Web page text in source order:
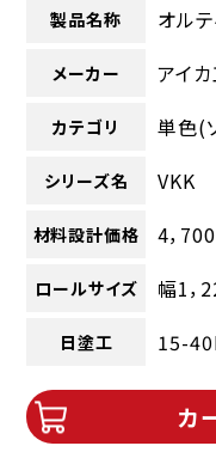
製品名称 オルテ
メーカー アイ
カテゴリ 単色(
シリーズ名 VKK
材料設計価格 4，
ロールサイズ 幅1
日塗工 15-
カ